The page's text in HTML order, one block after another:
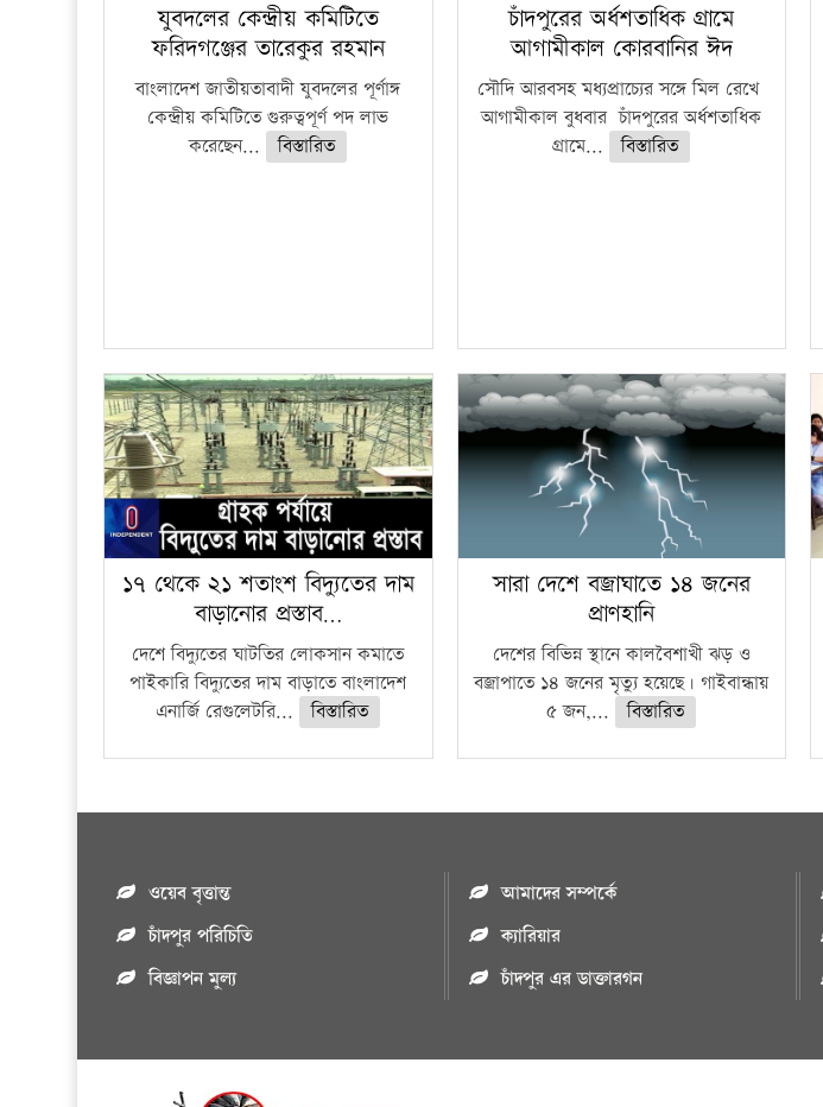
যুবদলের কেন্দ্রীয় কমিটিতে
ফরিদগঞ্জের তারেকুর রহমান
বাংলাদেশ জাতীয়তাবাদী যুবদলের পূর্ণাঙ্গ
কেন্দ্রীয় কমিটিতে গুরুত্বপূর্ণ পদ লাভ
করেছেন...
বিস্তারিত
চাঁদপুরের অর্ধশতাধিক গ্রামে
আগামীকাল কোরবানির ঈদ
সৌদি আরবসহ মধ্যপ্রাচ্যের সঙ্গে মিল রেখে
আগামীকাল বুধবার চাঁদপুরের অর্ধশতাধিক
গ্রামে...
বিস্তারিত
১৭ থেকে ২১ শতাংশ বিদ্যুতের দাম
বাড়ানোর প্রস্তাব…
দেশে বিদ্যুতের ঘাটতির লোকসান কমাতে
পাইকারি বিদ্যুতের দাম বাড়াতে বাংলাদেশ
এনার্জি রেগুলেটরি...
বিস্তারিত
সারা দেশে বজ্রাঘাতে ১৪ জনের
প্রাণহানি
দেশের বিভিন্ন স্থানে কালবৈশাখী ঝড় ও
বজ্রাপাতে ১৪ জনের মৃত্যু হয়েছে। গাইবান্ধায়
৫ জন,...
বিস্তারিত
ওয়েব বৃত্তান্ত
চাঁদপুর পরিচিতি
বিজ্ঞাপন মুল্য
আমাদের সম্পর্কে
ক্যারিয়ার
চাঁদপুর এর ডাক্তারগন